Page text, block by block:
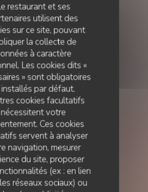
restaurant et ses
utilisent des
sur ce site, pouvant
la collecte de
à caractère
Les cookies dits «
» sont obligatoires
par défaut.
cookies facultatifs
nécessitent votre
Ces cookies
servent à analyser
navigation, mesurer
du site, proposer
(ex : en lien
réseaux sociaux) ou